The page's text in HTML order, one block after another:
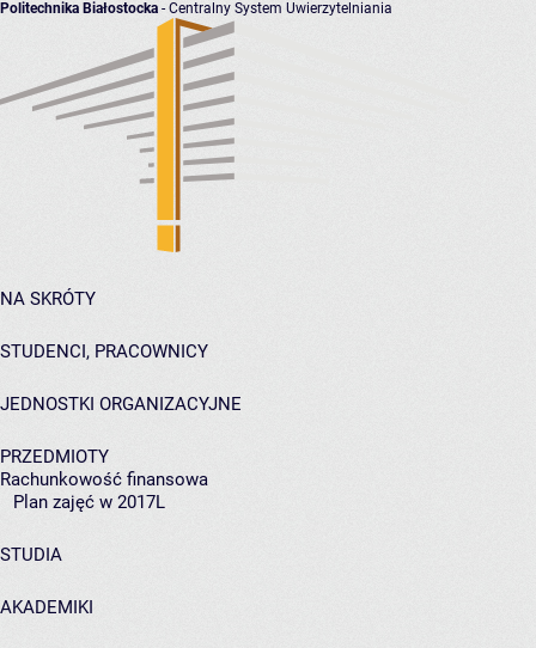
Politechnika Białostocka - Centralny System Uwierzytelniania
NA SKRÓTY
STUDENCI, PRACOWNICY
JEDNOSTKI ORGANIZACYJNE
PRZEDMIOTY
Rachunkowość finansowa
Plan zajęć w 2017L
STUDIA
AKADEMIKI